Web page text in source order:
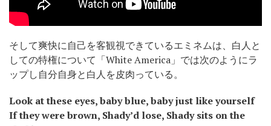
そして爽快に自己を客観視できているエミネムは、白人と
しての特権について「White America」では次のようにラ
ップし自分自身と白人を皮肉っている。
Look at these eyes, baby blue, baby just like yourself
If they were brown, Shady’d lose, Shady sits on the